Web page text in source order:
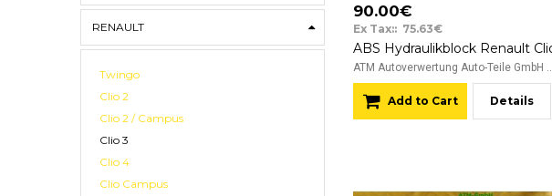
RENAULT
Twingo
Clio 2
Clio 2 / Campus
Clio 3
Clio 4
Clio Campus
90.00€
Ex Tax:: 75.63€
ATM Autoverwertung Auto-Teile GmbH ..
Add to Cart Details